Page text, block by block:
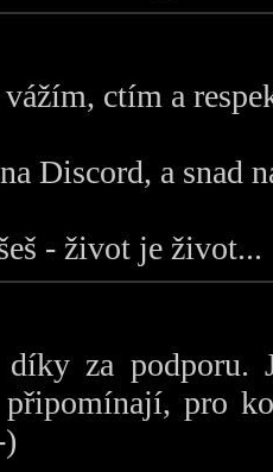
ctím a
Discord, a snad
- život je život...
za podporu.
pro